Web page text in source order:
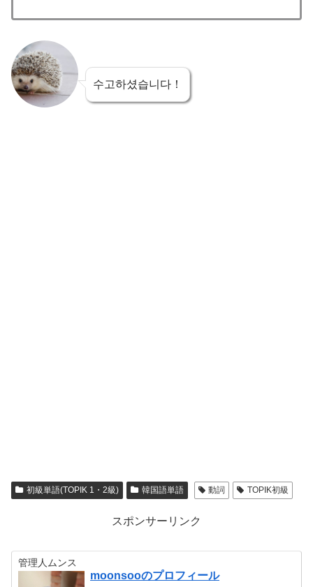
수고하셨습니다！
初級単語(TOPIK 1・2級) 韓国語単語 動詞 TOPIK初級
スポンサーリンク
管理人ムンス
moonsooのプロフィール